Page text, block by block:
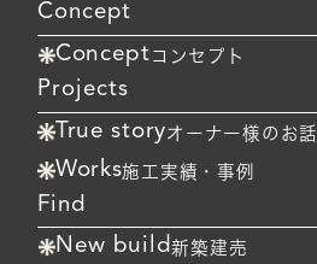
Concept
Conceptコンセプト
Projects
True storyオーナー様のお話
Works施工実績・事例
Find
New build新築建売